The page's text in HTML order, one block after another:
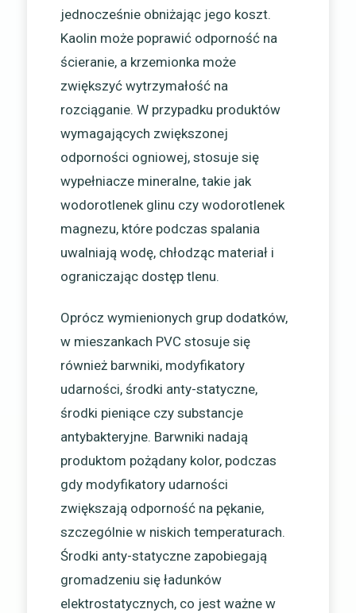
jednocześnie obniżając jego koszt.
Kaolin może poprawić odporność na
ścieranie, a krzemionka może
zwiększyć wytrzymałość na
rozciąganie. W przypadku produktów
wymagających zwiększonej
odporności ogniowej, stosuje się
wypełniacze mineralne, takie jak
wodorotlenek glinu czy wodorotlenek
magnezu, które podczas spalania
uwalniają wodę, chłodząc materiał i
ograniczając dostęp tlenu.
Oprócz wymienionych grup dodatków,
w mieszankach PVC stosuje się
również barwniki, modyfikatory
udarności, środki anty-statyczne,
środki pieniące czy substancje
antybakteryjne. Barwniki nadają
produktom pożądany kolor, podczas
gdy modyfikatory udarności
zwiększają odporność na pękanie,
szczególnie w niskich temperaturach.
Środki anty-statyczne zapobiegają
gromadzeniu się ładunków
elektrostatycznych, co jest ważne w